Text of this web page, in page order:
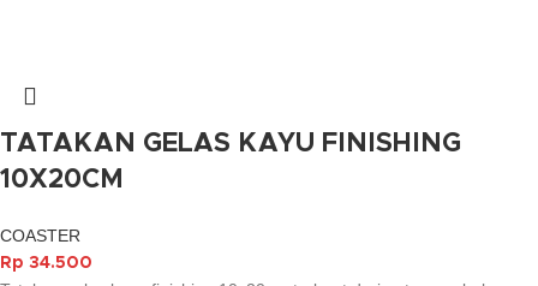
TATAKAN GELAS KAYU FINISHING
10X20CM
COASTER
Rp 34.500